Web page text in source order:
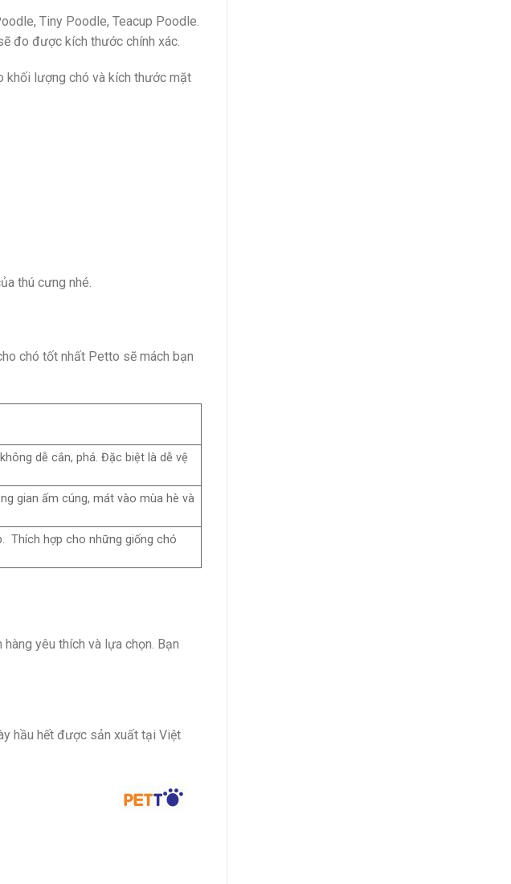
Tiny Poodle, Teacup Poodle.
đo được kích thước chính xác.
khối lượng chó và kích thước mặt
thú cưng nhé.
chó tốt nhất Petto sẽ mách bạn
dễ cắn, phá. Đặc biệt là dễ vệ
gian ấm cúng, mát vào mùa hè và
Thích hợp cho những giống chó
yêu thích và lựa chọn. Bạn
hầu hết được sản xuất tại Việt